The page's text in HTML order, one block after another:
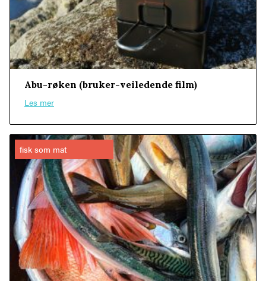
Abu-røken (bruker-veiledende film)
Les mer
fisk som mat